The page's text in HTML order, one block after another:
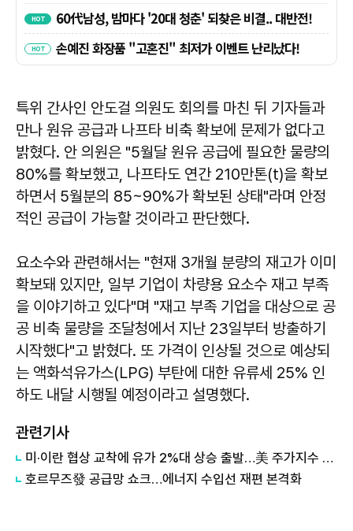
특위 간사인 안도걸 의원도 회의를 마친 뒤 기자들과
만나 원유 공급과 나프타 비축 확보에 문제가 없다고
밝혔다. 안 의원은 "5월달 원유 공급에 필요한 물량의
80%를 확보했고, 나프타도 연간 210만톤(t)을 확보
하면서 5월분의 85~90%가 확보된 상태"라며 안정
적인 공급이 가능할 것이라고 판단했다.
요소수와 관련해서는 "현재 3개월 분량의 재고가 이미
확보돼 있지만, 일부 기업이 차량용 요소수 재고 부족
을 이야기하고 있다"며 "재고 부족 기업을 대상으로 공
공 비축 물량을 조달청에서 지난 23일부터 방출하기
시작했다"고 밝혔다. 또 가격이 인상될 것으로 예상되
는 액화석유가스(LPG) 부탄에 대한 유류세 25% 인
하도 내달 시행될 예정이라고 설명했다.
관련기사
미·이란 협상 교착에 유가 2%대 상승 출발…美 주가지수 선물 약보합
호르무즈發 공급망 쇼크…에너지 수입선 재편 본격화